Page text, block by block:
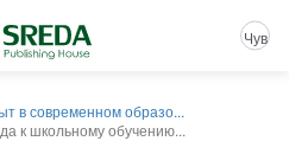
Чув
в современном образо...
к школьному обучению...